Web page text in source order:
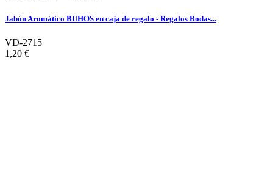
Jabón Aromático BUHOS en caja de regalo - Regalos Bodas...
VD-2715
1,20 €